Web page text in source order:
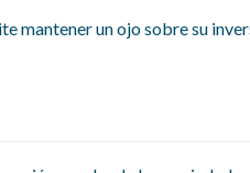
mantener un ojo sobre su